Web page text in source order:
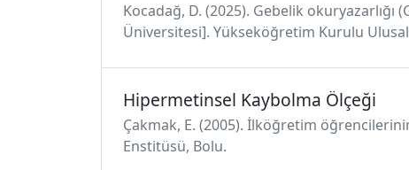
Kocadağ, D. (2025). Gebelik okuryazarlığı
Üniversitesi]. Yükseköğretim Kurulu
Hipermetinsel Kaybolma Ölçeği
Çakmak, E. (2005). İlköğretim
Enstitüsü, Bolu.